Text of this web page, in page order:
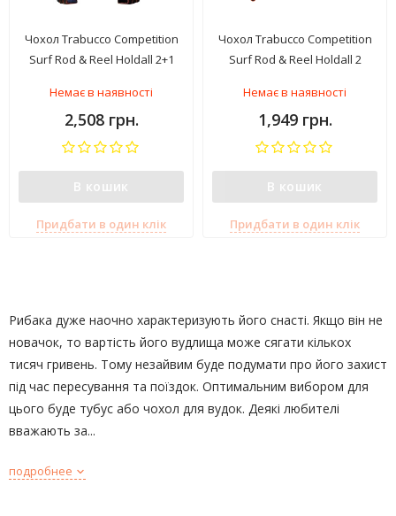
Чохол Trabucco Competition
Surf Rod & Reel Holdall 2+1
Немає в наявності
2,508 грн.
В кошик
Придбати в один клік
Чохол Trabucco Competition
Surf Rod & Reel Holdall 2
Немає в наявності
1,949 грн.
В кошик
Придбати в один клік
Рибака дуже наочно характеризують його снасті. Якщо він не
новачок, то вартість його вудлища може сягати кількох
тисяч гривень. Тому незайвим буде подумати про його захист
під час пересування та поїздок. Оптимальним вибором для
цього буде тубус або чохол для вудок. Деякі любителі
вважають за...
подробнее